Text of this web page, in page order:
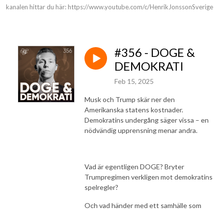
kanalen hittar du här: https://www.youtube.com/c/HenrikJonssonSverige
#356 - DOGE &
DEMOKRATI
Feb 15, 2025
Musk och Trump skär ner den
Amerikanska statens kostnader.
Demokratins undergång säger vissa – en
nödvändig upprensning menar andra.
Vad är egentligen DOGE? Bryter
Trumpregimen verkligen mot demokratins
spelregler?
Och vad händer med ett samhälle som